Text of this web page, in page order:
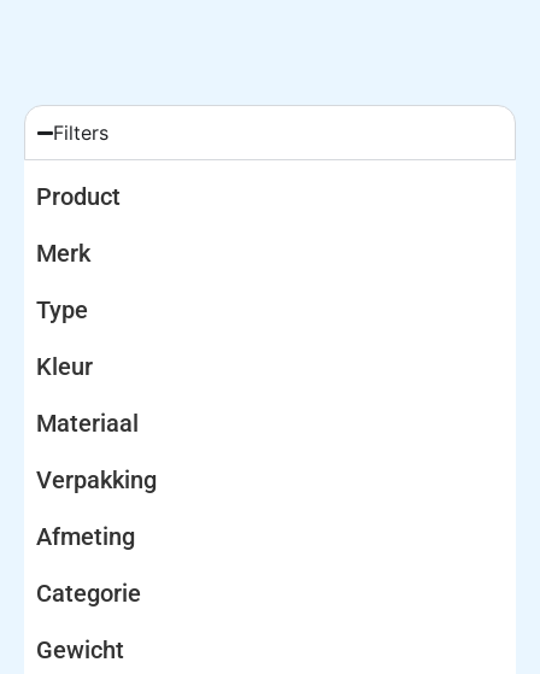
Filters
Product
Merk
Type
Kleur
Materiaal
Verpakking
Afmeting
Categorie
Gewicht